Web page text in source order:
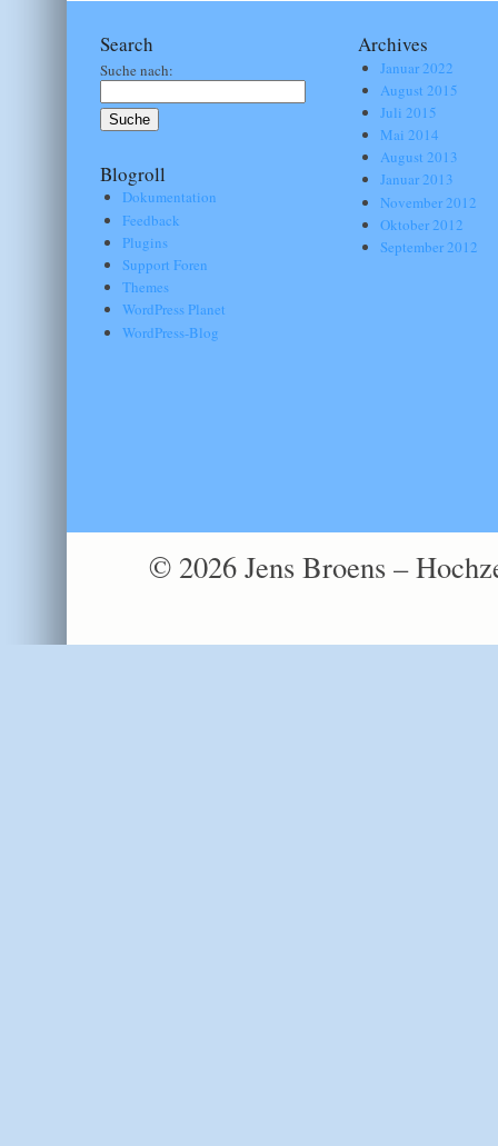
Search
Suche nach:
Blogroll
Dokumentation
Feedback
Plugins
Support Foren
Themes
WordPress Planet
WordPress-Blog
Archives
Januar 2022
August 2015
Juli 2015
Mai 2014
August 2013
Januar 2013
November 2012
Oktober 2012
September 2012
© 2026 Jens Broens –